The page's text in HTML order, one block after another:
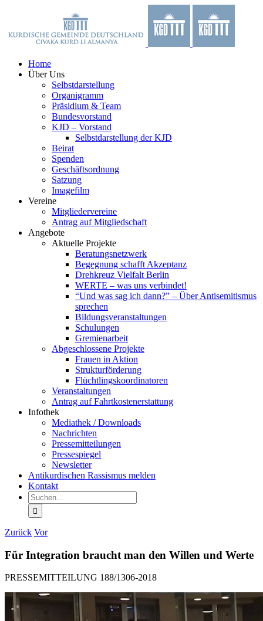
springen
Home
Über Uns
Selbstdarstellung
Organigramm
Präsidium & Team
Bundesvorstand
KJD – Vorstand
Selbstdarstellung der KJD
Beirat
Spenden
Geschäftsordnung
Satzung
Imagefilm
Vereine
Mitgliedervereine
Antrag auf Mitgliedschaft
Angebote
Aktuelle Projekte
Beratungsnetzwerk
Begegnung schafft Akzeptanz
Drehkreuz Vielfalt Berlin
WERTE – was uns verbindet!
“Und was sag ich dann?” – Über Antisemitismus
sprechen
Bildungsveranstaltungen
Schulungen
Gremienarbeit
Abgeschlossene Projekte
Frauen in Aktion
Strukturförderung
Flüchtlingskoordinatoren
Veranstaltungen
Antrag auf Fahrtkostenerstattung
Infothek
Mediathek / Downloads
Nachrichten
Pressemitteilungen
Pressespiegel
Newsletter
Antikurdischen Rassismus melden
Kontakt
Suche
nach:
Zurück Vor
Für Integration braucht man den Willen und Werte
PRESSEMITTEILUNG 188/1306-2018